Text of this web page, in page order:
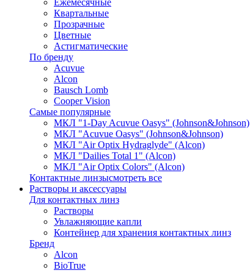
Ежемесячные
Квартальные
Прозрачные
Цветные
Астигматические
По бренду
Acuvue
Alcon
Bausch Lomb
Cooper Vision
Самые популярные
МКЛ "1-Day Acuvue Oasys" (Johnson&Johnson)
МКЛ "Acuvue Oasys" (Johnson&Johnson)
МКЛ "Air Optix Hydraglyde" (Alcon)
МКЛ "Dailies Total 1" (Alcon)
МКЛ "Air Optix Colors" (Alcon)
Контактные линзысмотреть все
Растворы и аксессуары
Для контактных линз
Растворы
Увлажняющие капли
Контейнер для хранения контактных линз
Бренд
Alcon
BioTrue